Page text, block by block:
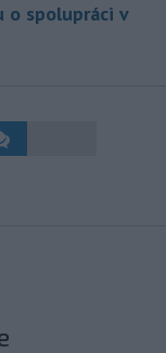
o spolupráci v